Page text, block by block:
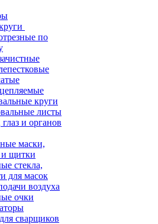
по
круги
листы
и органов
маски,
щитки
стекла,
для масок
воздуха
очки
сварщиков